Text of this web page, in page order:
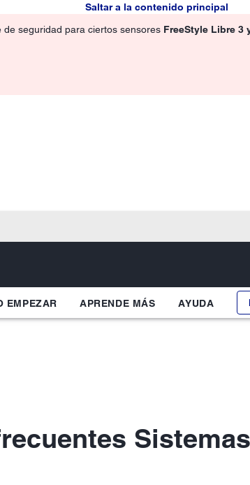
Saltar a la contenido principal
seguridad para ciertos sensores FreeStyle Libre 3
EMPEZAR APRENDE MÁS AYUDA